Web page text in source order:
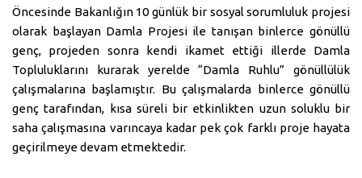
Öncesinde Bakanlığın 10 günlük bir sosyal sorumluluk projesi
olarak başlayan Damla Projesi ile tanışan binlerce gönüllü
genç, projeden sonra kendi ikamet ettiği illerde Damla
Topluluklarını kurarak yerelde “Damla Ruhlu” gönüllülük
çalışmalarına başlamıştır. Bu çalışmalarda binlerce gönüllü
genç tarafından, kısa süreli bir etkinlikten uzun soluklu bir
saha çalışmasına varıncaya kadar pek çok farklı proje hayata
geçirilmeye devam etmektedir.